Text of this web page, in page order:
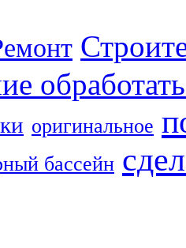
оригинальное
бассейн